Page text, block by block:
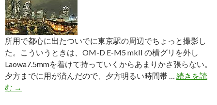
所用で都心に出たついでに東京駅の周辺でちょっと撮影し
た。こういうときは、OM-D E-M5 mkII の横グリを外し
Laowa7.5mmを着けて持っていくからあまりかさ張らない。
夕方までに用が済んだので、夕方明るい時間帯 … 続きを読
む 東
→